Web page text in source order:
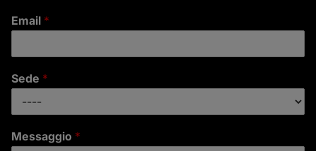
Email *
Sede *
Messaggio *